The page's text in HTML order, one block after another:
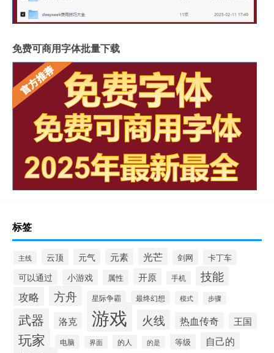
免费可商用字体批量下载
标签
主线 云顶 元气 元素 光芒 剑网 卡丁车
可以通过 小游戏 属性 开原 手机 技能
攻略 方舟 星际争霸 最终幻想 模式 步骤
武器 洛克 游戏 火线 热血传奇 王国
玩家 电脑 界面 的人 的是 等级 自己的